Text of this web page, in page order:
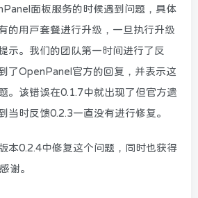
面板服务的时候遇到问题，具体
的用户套餐进行升级，一旦执行升级
示。我们的团队第一时间进行了反
了OpenPanel官方的回复，并表示这
。该错误在0.1.7中就出现了但官方遗
当时反馈0.2.3一直没有进行修复。
本0.2.4中修复这个问题，同时也获得
谢。